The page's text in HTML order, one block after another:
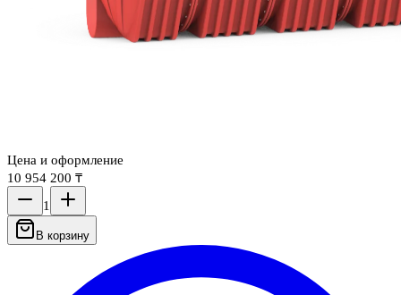
Цена и оформление
10 954 200 ₸
1
В корзину